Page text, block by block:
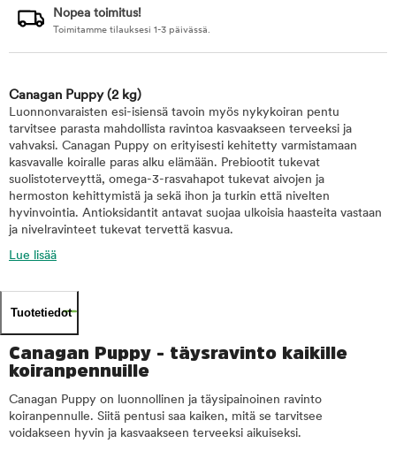
Nopea toimitus!
Toimitamme tilauksesi 1-3 päivässä.
Canagan Puppy (2 kg)
Luonnonvaraisten esi-isiensä tavoin myös nykykoiran pentu
tarvitsee parasta mahdollista ravintoa kasvaakseen terveeksi ja
vahvaksi. Canagan Puppy on erityisesti kehitetty varmistamaan
kasvavalle koiralle paras alku elämään. Prebiootit tukevat
suolistoterveyttä, omega-3-rasvahapot tukevat aivojen ja
hermoston kehittymistä ja sekä ihon ja turkin että nivelten
hyvinvointia. Antioksidantit antavat suojaa ulkoisia haasteita vastaan
ja nivelravinteet tukevat tervettä kasvua.
Lue lisää
Tuotetiedot
Canagan Puppy - täysravinto kaikille
koiranpennuille
Canagan Puppy on luonnollinen ja täysipainoinen ravinto
koiranpennulle. Siitä pentusi saa kaiken, mitä se tarvitsee
voidakseen hyvin ja kasvaakseen terveeksi aikuiseksi.